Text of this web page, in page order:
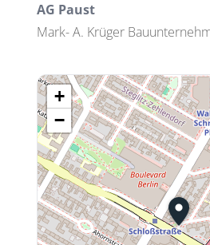
AG Paust
Mark- A. Krüger
+
−